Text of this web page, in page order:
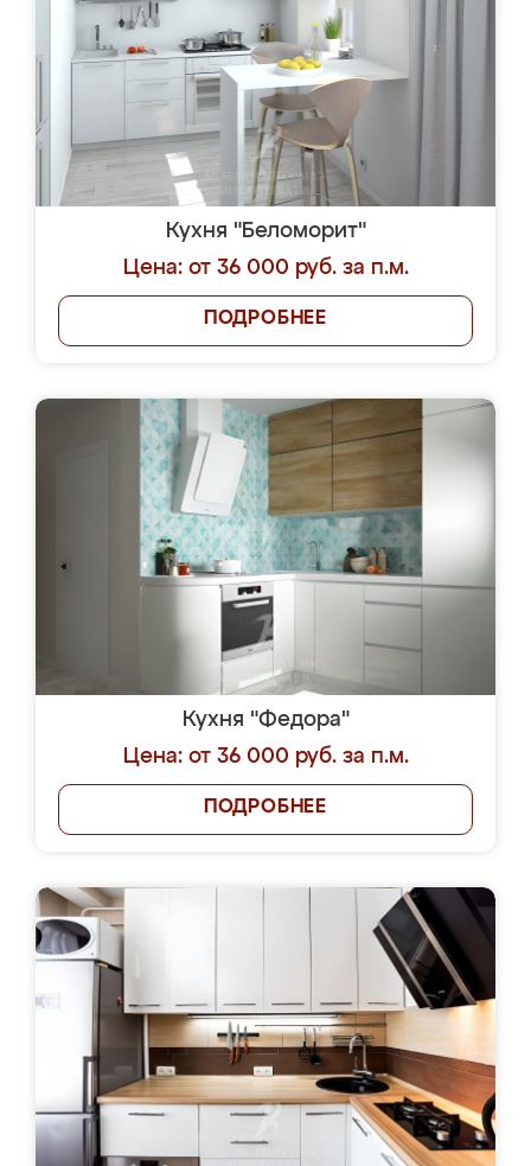
Кухня "Беломорит"
Цена: от 36 000 руб. за п.м.
ПОДРОБНЕЕ
Кухня "Федора"
Цена: от 36 000 руб. за п.м.
ПОДРОБНЕЕ